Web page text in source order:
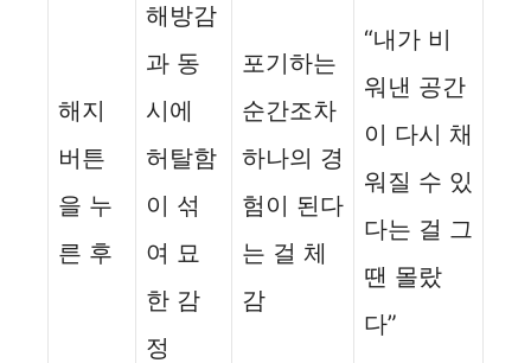
해지
버튼
을 누
른 후
해방감
과 동
시에
허탈함
이 섞
여 묘
한 감
정
포기하는
순간조차
하나의 경
험이 된다
는 걸 체
감
“내가 비
워낸 공간
이 다시 채
워질 수 있
다는 걸 그
땐 몰랐
다”